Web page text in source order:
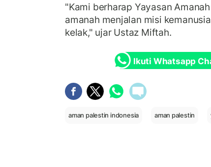
"Kami berharap Yayasan
amanah menjalan misi
kelak," ujar Ustaz Miftah.
Ikuti Whatsapp
aman palestin indonesia aman palestin